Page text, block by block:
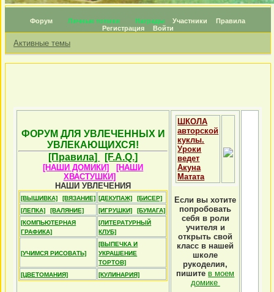
Форум Личные топики Награды Участники
Правила
Регистрация
Войти
Активные темы
ФОРУМ ДЛЯ УВЛЕЧЕННЫХ И
УВЛЕКАЮЩИХСЯ!
[Правила]
[F.A.Q.]
[НАШИ ДОМИКИ]
[НАШИ
ХВАСТУШКИ]
НАШИ УВЛЕЧЕНИЯ
[ВЫШИВКА] [ВЯЗАНИЕ] [ДЕКУПАЖ]
[БИСЕР]
[ЛЕПКА]
[ВАЛЯНИЕ] [ИГРУШКИ]
[БУМАГА]
[КОМПЬЮТЕРНАЯ
ГРАФИКА]
[ЛИТЕРАТУРНЫЙ
КЛУБ]
[УЧИМСЯ РИСОВАТЬ]
[ВЫПЕЧКА И
УКРАШЕНИЕ
ТОРТОВ]
[ЦВЕТОМАНИЯ]
[КУЛИНАРИЯ]
ШКОЛА
авторской
куклы.
Уроки
ведет
Акуна
Матата
Если вы хотите
попробовать
себя в роли
учителя и
открыть свой
класс в нашей
школе
рукоделия,
пишите в моем
домике